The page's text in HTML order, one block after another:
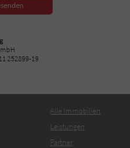
252899-19
Alle Immobilien
Leistungen
Partner